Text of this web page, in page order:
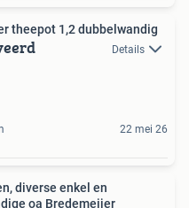
theepot 1,2 dubbelwandig
Details
22 mei 26
diverse enkel en
oa Bredemeijer